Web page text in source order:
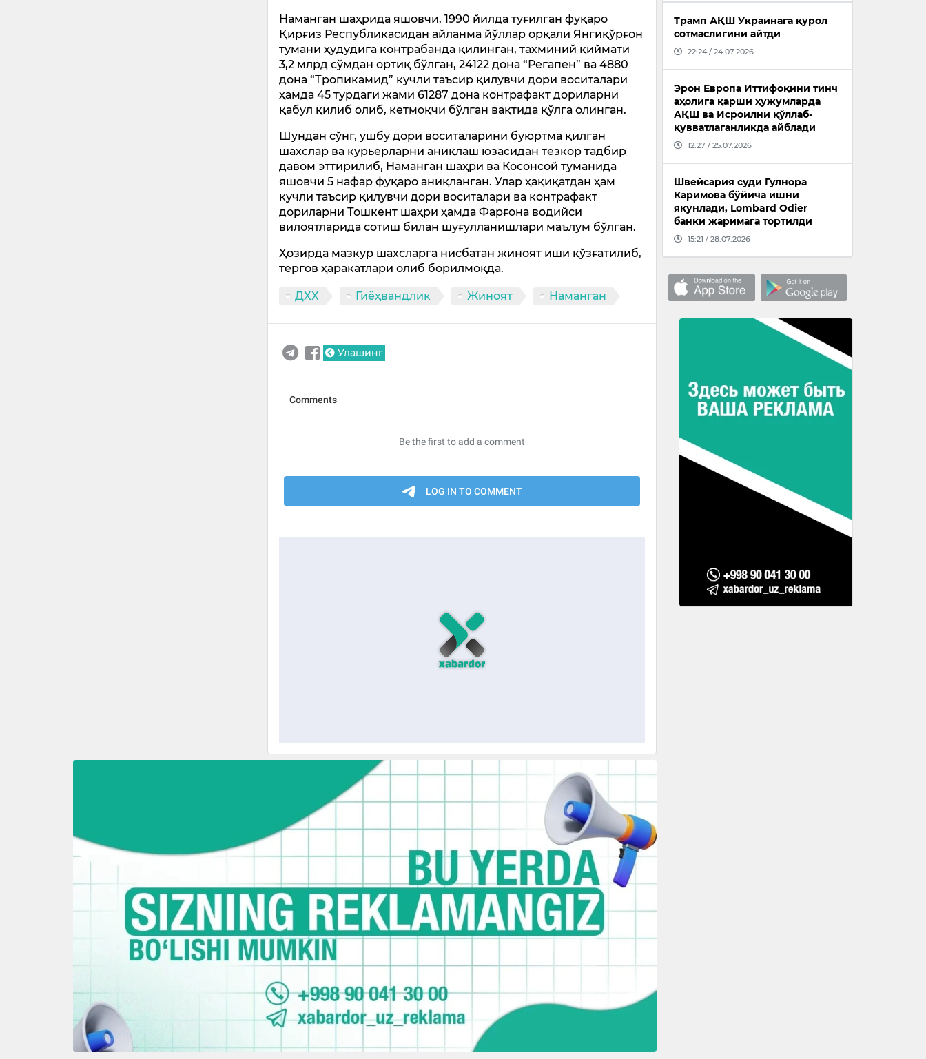
Наманган шаҳрида яшовчи, 1990 йилда туғилган фуқаро
Қирғиз Республикасидан айланма йўллар орқали Янгиқўрғон
тумани ҳудудига контрабанда қилинган, тахминий қиймати
3,2 млрд сўмдан ортиқ бўлган, 24122 дона “Регапен” ва 4880
дона “Тропикамид” кучли таъсир қилувчи дори воситалари
ҳамда 45 турдаги жами 61287 дона контрафакт дориларни
қабул қилиб олиб, кетмоқчи бўлган вақтида қўлга олинган.
Шундан сўнг, ушбу дори воситаларини буюртма қилган
шахслар ва курьерларни аниқлаш юзасидан тезкор тадбир
давом эттирилиб, Наманган шаҳри ва Косонсой туманида
яшовчи 5 нафар фуқаро аниқланган. Улар ҳақиқатдан ҳам
кучли таъсир қилувчи дори воситалари ва контрафакт
дориларни Тошкент шаҳри ҳамда Фарғона водийси
вилоятларида сотиш билан шуғулланишлари маълум бўлган.
Ҳозирда мазкур шахсларга нисбатан жиноят иши қўзғатилиб,
тергов ҳаракатлари олиб борилмоқда.
ДХХ Гиёҳвандлик Жиноят Наманган
Улашинг
Трамп АҚШ Украинага қурол
сотмаслигини айтди
22:24 / 24.07.2026
Эрон Европа Иттифоқини тинч
аҳолига қарши ҳужумларда
АҚШ ва Исроилни қўллаб-
қувватлаганликда айблади
12:27 / 25.07.2026
Швейсария суди Гулнора
Каримова бўйича ишни
якунлади, Lombard Odier
банки жаримага тортилди
15:21 / 28.07.2026